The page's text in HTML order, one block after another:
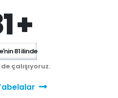
+
81 ilinde
çalışıyoruz.